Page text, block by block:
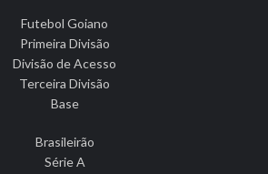
Futebol Goiano
Primeira Divisão
Divisão de Acesso
Terceira Divisão
Base
Brasileirão
Série A